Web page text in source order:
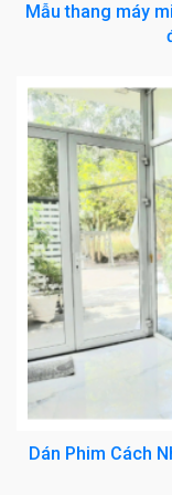
Mẫu thang máy
Dán Phim Cách